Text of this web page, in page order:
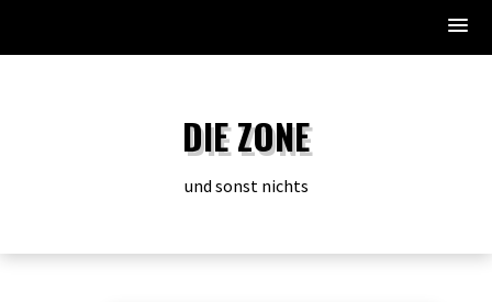
DIE ZONE
und sonst nichts